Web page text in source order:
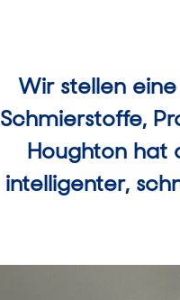
Wir stellen
Schmierstoffe,
Houghton hat
intelligenter,